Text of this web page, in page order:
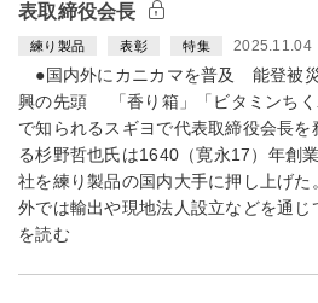
表取締役会長
練り製品 表彰 特集 2025.11.04
●国内外にカニカマを普及 能登被
興の先頭 「香り箱」「ビタミンちく
で知られるスギヨで代表取締役会長を
る杉野哲也氏は1640（寛永17）年創
社を練り製品の国内大手に押し上げた
外では輸出や現地法人設立などを通
を読む